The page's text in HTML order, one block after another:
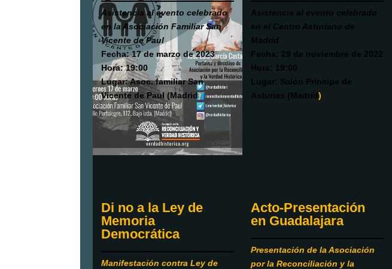
Asistencia al evento celebrado
en la Asociación Familiar San
Vicente de Paul
Fecha: 17 de marzo de 2023
Hora: 19:00
Lugar: Asoc. familiar San
Vicente de Paul (Madrid)
Asistencia al evento celebrado
en el Centro Asturiano de
Madrid
Fecha: 29 de noviembre de 2022
Hora: 19:00
Lugar: Salón Príncipe de
Asturias (Madrid)
Di no a la Ley de
Memoria
Democrática
Manifestación contra Ley de
Acto-Presentación
en Guadalajara
Presentación de la Asociación
por la Reconciliación y la